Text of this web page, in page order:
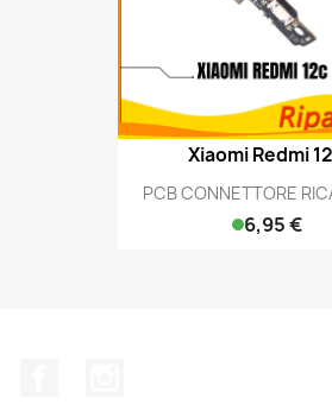
Xiaomi Redmi
PCB CONNETTORE
6,95 €